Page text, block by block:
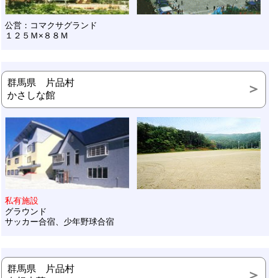
公営：コマクサグランド
１２５Ｍ×８８Ｍ
群馬県 片品村
かさしな館
私有施設
グラウンド
サッカー合宿、少年野球合宿
群馬県 片品村